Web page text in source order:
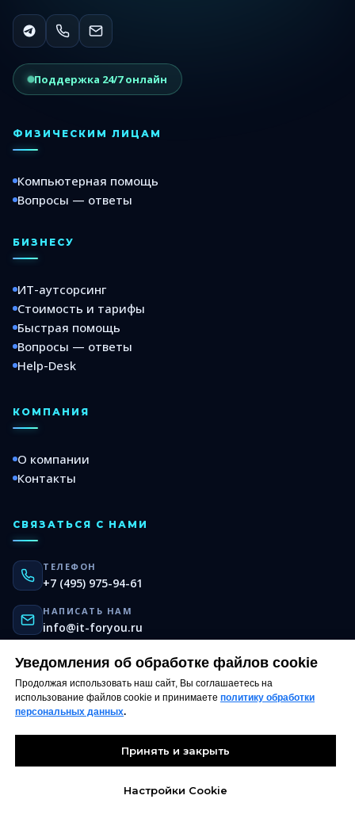
Уведомления об обработке файлов cookie
Продолжая использовать наш сайт, Вы соглашаетесь на
использование файлов cookie и принимаете политику обработки
персональных данных.
Принять и закрыть
Настройки Cookie
Поддержка 24/7 онлайн
ФИЗИЧЕСКИМ ЛИЦАМ
Компьютерная помощь
Вопросы — ответы
БИЗНЕСУ
ИТ-аутсорсинг
Стоимость и тарифы
Быстрая помощь
Вопросы — ответы
Help-Desk
КОМПАНИЯ
О компании
Контакты
СВЯЗАТЬСЯ С НАМИ
ТЕЛЕФОН
+7 (495) 975-94-61
НАПИСАТЬ НАМ
info@it-foryou.ru
@it_foryou
© 2025–2026IT-FORYOU. Все права защищены.
Политика конфиденциальности